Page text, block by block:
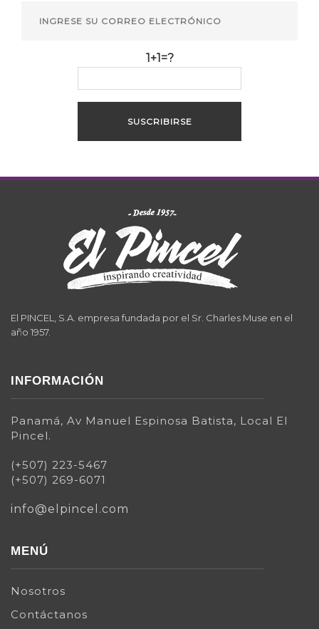
1+1=?
El PINCEL, S.A. empresa fundada por el Sr. Charles Muse en el
año 1957.
INFORMACIÓN
Panamá, Av Manuel Espinosa Batista, Local El
Pincel.
(+507) 223-5467
(+507) 269-6071
info@elpincel.com
MENÚ
Nosotros
Contáctanos